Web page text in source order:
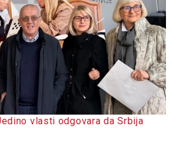
vlasti odgovara da Srbija